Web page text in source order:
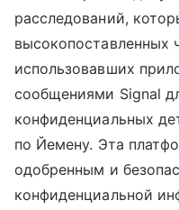
расследований,
высокопоставленных
использовавших
сообщениями Signal
конфиденциальных
по Йемену. Эта
одобренным и
конфиденциальной